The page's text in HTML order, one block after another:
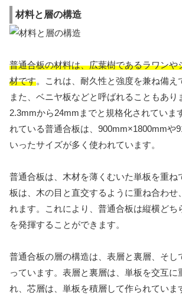
材料と層の構造
普通合板の材料は、広葉樹であるラワンや
材です。これは、耐久性と強度を兼ね備え
また、ベニヤ板などと呼ばれることもあり
2.3mmから24mmまでと規格化されていま
れている普通合板は、900mm×1800mmや
いったサイズが多く使われています。
普通合板は、木材を薄くむいた単板を重ね
板は、木の目と直交するように重ね合わせ
れます。これにより、普通合板は縦横どち
を発揮することができます。
普通合板の層の構造は、表層と裏層、そし
っています。表層と裏層は、単板を交互に
れ、芯層は、単板を積層して作られていま